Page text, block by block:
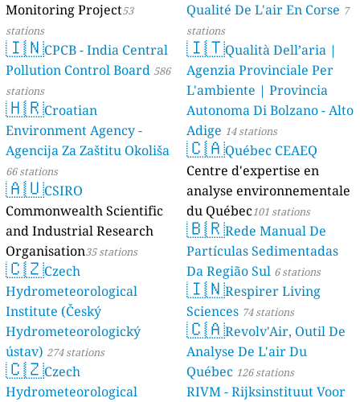
Monitoring Project53
stations
🇮🇳CPCB - India Central
Pollution Control Board 586
stations
🇭🇷Croatian
Environment Agency -
Agencija Za Zaštitu Okoliša
66 stations
🇦🇺CSIRO
Commonwealth Scientific
and Industrial Research
Organisation35 stations
🇨🇿Czech
Hydrometeorological
Institute (Český
Hydrometeorologický
ústav) 274 stations
🇨🇿Czech
Hydrometeorological
Qualité De L'air En Corse 7
stations
🇮🇹Qualità Dell’aria |
Agenzia Provinciale Per
L'ambiente | Provincia
Autonoma Di Bolzano - Alto
Adige 14 stations
🇨🇦Québec CEAEQ
Centre d'expertise en
analyse environnementale
du Québec101 stations
🇧🇷Rede Manual De
Partículas Sedimentadas
Da Região Sul 6 stations
🇮🇳Respirer Living
Sciences 74 stations
🇨🇦Revolv'Air, Outil De
Analyse De L'air Du
Québec 126 stations
RIVM - Rijksinstituut Voor